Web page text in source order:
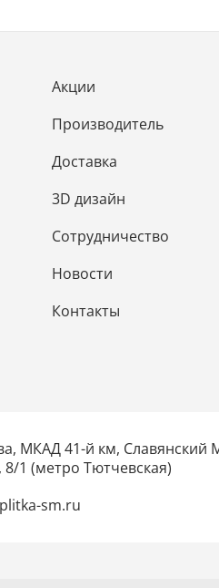
Акции
Производитель
Доставка
3D дизайн
Сотрудничество
Новости
Контакты
МКАД 41-й км, Славянский
8/1 (метро Тютчевская)
sm.ru